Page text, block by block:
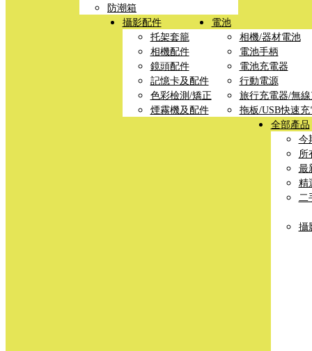
防潮箱
攝影配件
托架套籠
相機配件
鏡頭配件
記憶卡及配件
色彩檢測/矯正
煙霧機及配件
電池
相機/器材電池
電池手柄
電池充電器
行動電源
旅行充電器/無
拖板/USB快速充
全部產品
今
所
最
精
二
攝